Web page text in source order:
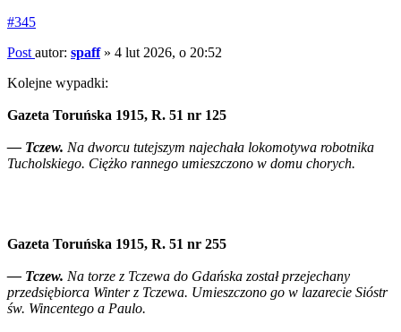
#345
Post autor: spaff» 4 lut 2026, o 20:52
Kolejne wypadki:
Gazeta Toruńska 1915, R. 51 nr 125
— Tczew. Na dworcu tutejszym najechała lokomotywa robotnika
Tucholskiego. Ciężko rannego umieszczono w domu chorych.
Gazeta Toruńska 1915, R. 51 nr 255
— Tczew. Na torze z Tczewa do Gdańska został przejechany
przedsiębiorca Winter z Tczewa. Umieszczono go w lazarecie Sióstr
św. Wincentego a Paulo.